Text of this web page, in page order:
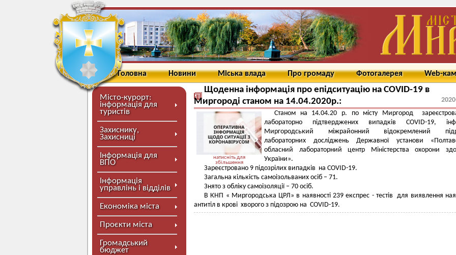
Головна Новини Міська влада Про громаду Фотогалерея Web-
Місто-курорт:
інформація для
туристів
Захиснику,
Захисниці
Інформація для
ВПО
Інформація
управлінь і відділів
Економіка міста
Проєкти міста
Громадський
бюджет
Щоденна інформація про епідситуацію на COVID-19 в
Миргороді станом на 14.04.2020р.:
натисніть для
збільшення
Станом на 14.04.20 р. по місту Миргород
лабораторно підтверджених випадків COVID-19,
Миргородський міжрайонний відокремлений
лабораторних досліджень Державної установи
обласний лабораторний центр Міністерства охорони
України».
Зареєстровано 9 підозрілих випадків на COVID-19.
Загальна кількість самоізольваних осіб – 71.
Знято з обліку самоізоляції – 70 осіб.
В КНП « Миргородська ЦРЛ» в наявності 239 експрес - тестів для виявлення
антитіл в крові хворого з підозрою на COVID-19.